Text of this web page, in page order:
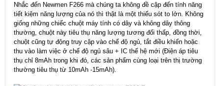
Nhắc đến Newmen F266 mà chúng ta không đề cập đến tính năng
tiết kiệm năng lượng của nó thì thật là một thiếu sót to lớn. Không
giống những chiếc chuột máy tính có dây và không dây thông
thường, chuột này tiêu thụ năng lượng tương đối thấp, đồng thời,
chuột cũng tự động truy cập vào chế độ ngủ, tắt điều khiển hoặc
thu vào làm việc ở chế độ ngủ sâu + IC thế hệ mới (Điện áp tiêu
thụ chỉ 8mAh trong khi đó, các sản phẩm cùng loại trên thị trường
thường tiêu thụ từ 10mAh -15mAh).